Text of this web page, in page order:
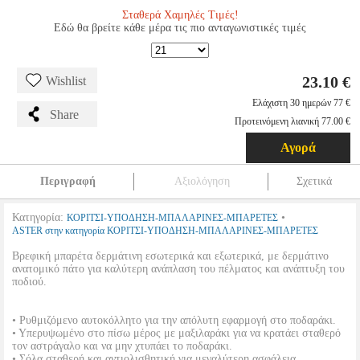
Σταθερά Χαμηλές Τιμές!
Εδώ θα βρείτε κάθε μέρα τις πιο ανταγωνιστικές τιμές
Wishlist
Share
23.10 €
Ελάχιστη 30 ημερών 77 €
Προτεινόμενη λιανική 77.00 €
Αγορά
Περιγραφή Αξιολόγηση Σχετικά
Κατηγορία: ΚΟΡΙΤΣΙ-ΥΠΟΔΗΣΗ-ΜΠΑΛΑΡΙΝΕΣ-ΜΠΑΡΕΤΕΣ •
ASTER στην κατηγορία ΚΟΡΙΤΣΙ-ΥΠΟΔΗΣΗ-ΜΠΑΛΑΡΙΝΕΣ-ΜΠΑΡΕΤΕΣ
Βρεφική μπαρέτα δερμάτινη εσωτερικά και εξωτερικά, με δερμάτινο
ανατομικό πάτο για καλύτερη ανάπλαση του πέλματος και ανάπτυξη του
ποδιού.
• Ρυθμιζόμενο αυτοκόλλητο για την απόλυτη εφαρμογή στο ποδαράκι.
• Υπερυψωμένο στο πίσω μέρος με μαξιλαράκι για να κρατάει σταθερό
τον αστράγαλο και να μην χτυπάει το ποδαράκι.